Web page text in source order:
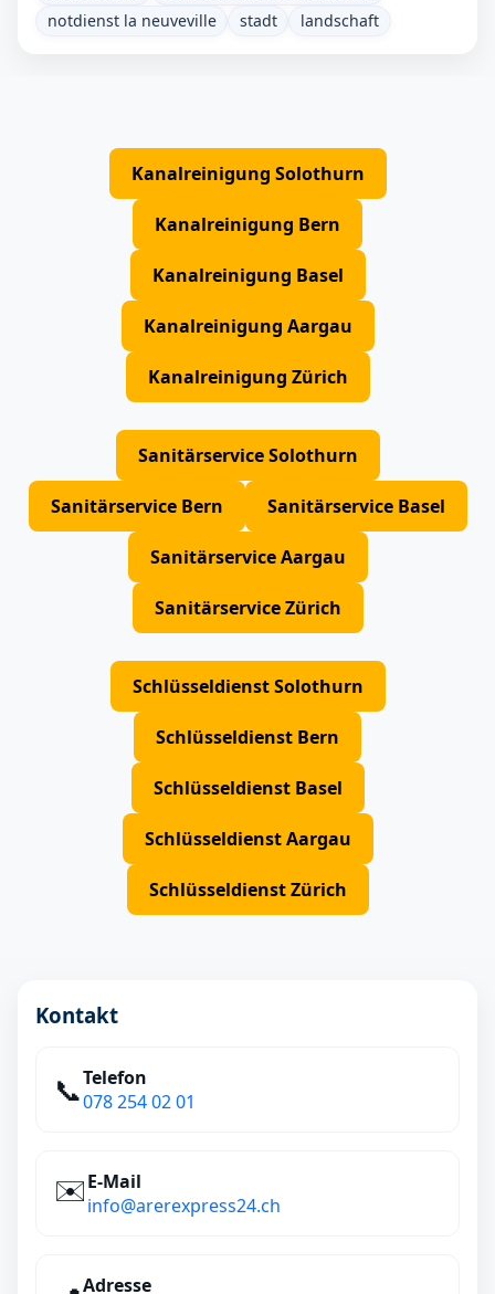
notdienst la neuveville
stadt landschaft
Kanalreinigung Solothurn
Kanalreinigung Bern
Kanalreinigung Basel
Kanalreinigung Aargau
Kanalreinigung Zürich
Sanitärservice Solothurn
Sanitärservice Bern Sanitärservice Basel
Sanitärservice Aargau
Sanitärservice Zürich
Schlüsseldienst Solothurn
Schlüsseldienst Bern
Schlüsseldienst Basel
Schlüsseldienst Aargau
Schlüsseldienst Zürich
Kontakt
📞Telefon
078 254 02 01
✉️E‑Mail
info@arerexpress24.ch
Adresse